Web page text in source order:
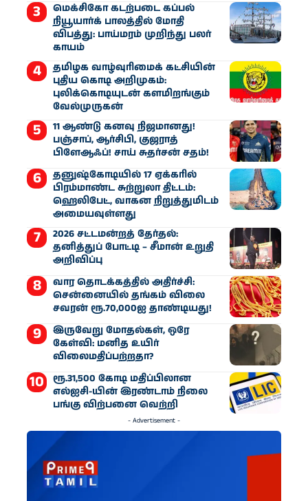
மெக்சிகோ கடற்படை கப்பல்
நியூயார்க் பாலத்தில் மோதி
விபத்து: பாய்மரம் முறிந்து பலர்
காயம்
தமிழக வாழ்வுரிமைக் கட்சியின்
புதிய கொடி அறிமுகம்:
புலிக்கொடியுடன் களமிறங்கும்
வேல்முருகன்
11 ஆண்டு கனவு நிஜமானது!
பஞ்சாப், ஆர்சிபி, குஜராத்
பிளேஆஃப்! சாய் சுதர்சன் சதம்!
தனுஷ்கோடியில் 17 ஏக்கரில்
பிரம்மாண்ட சுற்றுலா திட்டம்:
ஹெலிபேட், வாகன நிறுத்துமிடம்
அமையவுள்ளது
2026 சட்டமன்றத் தேர்தல்:
தனித்துப் போட்டி – சீமான் உறுதி
அறிவிப்பு
வார தொடக்கத்தில் அதிர்ச்சி:
சென்னையில் தங்கம் விலை
சவரன் ரூ.70,000ஐ தாண்டியது!
இருவேறு மோதல்கள், ஒரே
கேள்வி: மனித உயிர்
விலைமதிப்பற்றதா?
ரூ.31,500 கோடி மதிப்பிலான
எல்ஐசி-​யின் இரண்​டாம் நிலை
பங்கு விற்பனை வெற்றி
- Advertisement -